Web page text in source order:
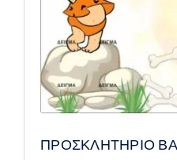
ΠΡΟΣΚΛΗΤΗΡΙΟ